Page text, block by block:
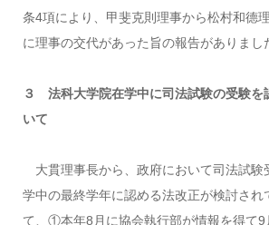
条4項により、甲斐克則理事から松村和德
に理事の交代があった旨の報告がありまし
３ 法科大学院在学中に司法試験の受験を
いて
大貫理事長から、政府において司法試験
学中の最終学年に認める法改正が検討され
て、①本年8月に協会執行部が情報を得て9